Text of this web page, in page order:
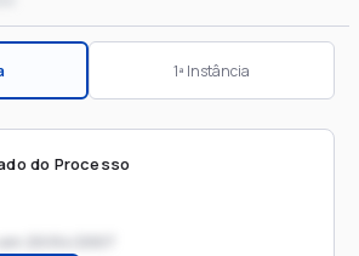
1ª Instância
do Processo